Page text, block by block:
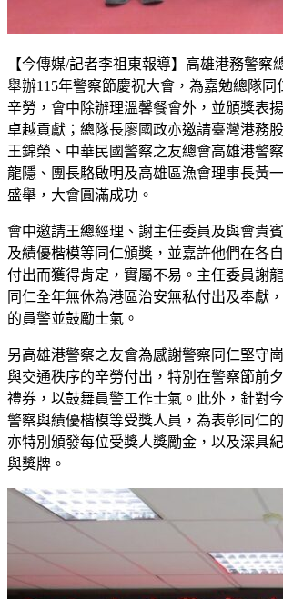
【今傳媒/記者李祖東報導】高雄港務警察
舉辦115年警察節慶祝大會，為嘉勉總隊同
辛勞，會中除辦理溫馨餐會外，並頒獎表
卓越貢獻；總隊長廖國政亦邀請臺灣港務
王錦榮、中華民國警察之友總會高雄港警
龍隱、團長駱啟明及高雄區漁會理事長黃
盛舉，大會圓滿成功。
會中邀請王總經理、謝主任委員及與會貴
及績優楷模等同仁頒獎，並嘉許他們在各
付出而獲得肯定，實屬不易。主任委員謝
同仁全年無休為港區治安無私付出及奉獻
的員警並鼓勵士氣。
另高雄港警察之友會為感謝警察同仁堅守
與交通秩序的辛勞付出，特別在警察節前
禮券，以鼓舞員警工作士氣。此外，針對
警察與績優楷模等受獎人員，為表彰同仁
亦特別頒發每位受獎人獎勵金，以及深具
與獎牌。